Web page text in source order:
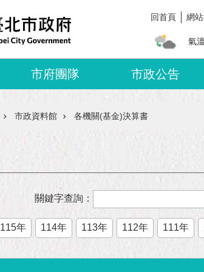
回首頁 網
氣
市府團隊 市政公告
市政資料館 各機關(基金)決算書
關鍵字查詢：
115年 114年 113年 112年 111年